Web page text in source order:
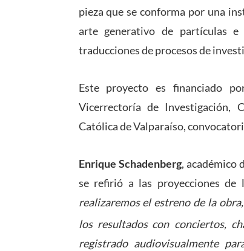
pieza que se conforma por una
arte generativo de partículas e
traducciones de procesos de
Este proyecto es financiado
Vicerrectoría de Investigación,
Católica de Valparaíso,
Enrique Schadenberg, académico
se refirió a las proyecciones de
realizaremos el estreno de la
los resultados con conciertos,
registrado audiovisualmente